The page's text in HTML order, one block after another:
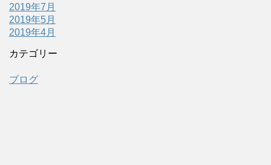
2019年7月
2019年5月
2019年4月
カテゴリー
ブログ